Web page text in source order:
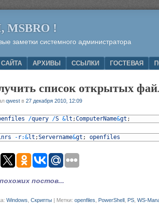
MSBRO !
заметки системного администратора
CONTENT
САЙТА АРХИВЫ ССЫЛКИ ГОСТЕВАЯ
список открытых
qwest в 27 декабря 2010, 12:09
/query /S &lt ;ComputerName&gt ;
- r:&lt ;Servername&gt ; openfiles
постов...
Windows Скрипты | Метки: openfiles PowerShell PS WS-